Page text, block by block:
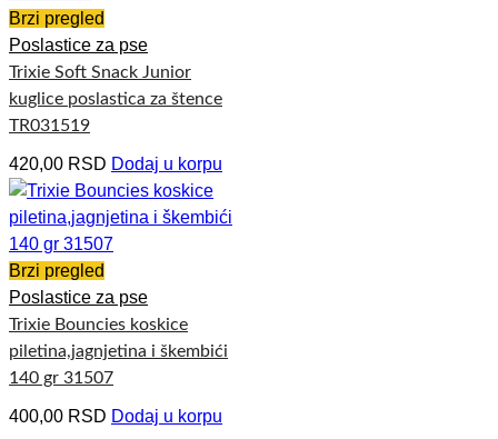
Brzi pregled
Poslastice za pse
Trixie Soft Snack Junior
kuglice poslastica za štence
TR031519
420,00 RSD Dodaj u korpu
Brzi pregled
Poslastice za pse
Trixie Bouncies koskice
piletina,jagnjetina i škembići
140 gr 31507
400,00 RSD Dodaj u korpu